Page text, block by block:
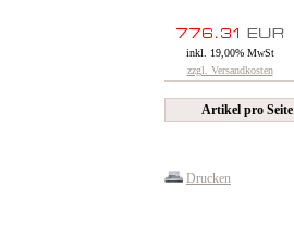
inkl. 19,00% MwSt
zzgl. Versandkosten
Artikel pro Seite
Drucken